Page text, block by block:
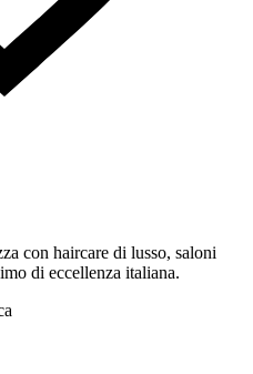
con haircare di lusso, saloni
di eccellenza italiana.